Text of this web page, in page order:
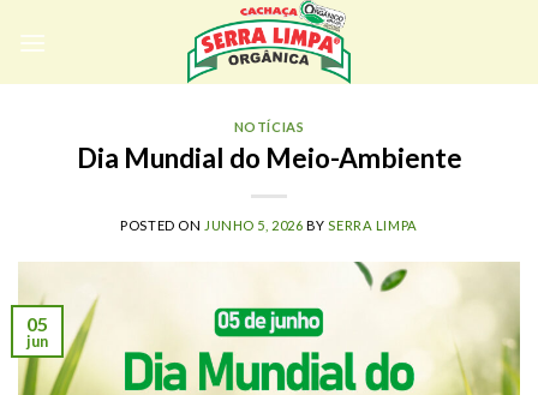
NOTÍCIAS
Dia Mundial do Meio-Ambiente
POSTED ON JUNHO 5, 2026 BY SERRA LIMPA
05
jun